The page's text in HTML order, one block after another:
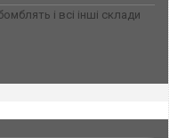
і всі інші склади